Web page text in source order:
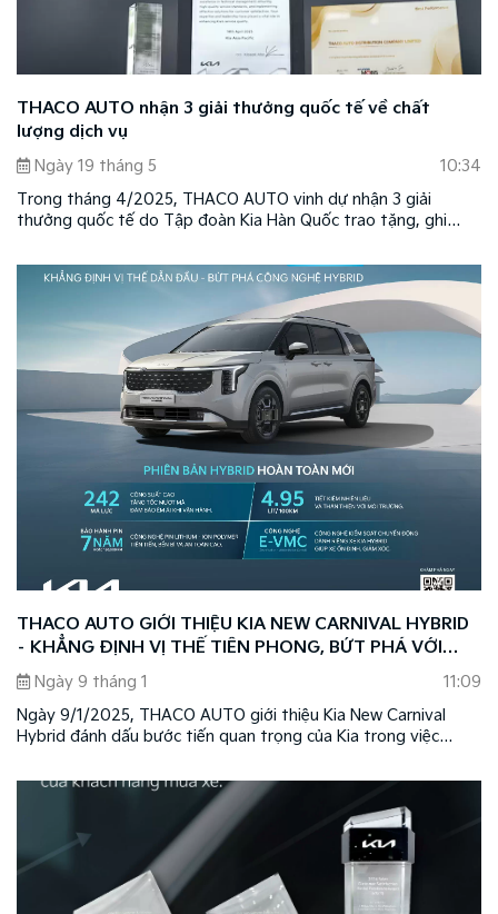
THACO AUTO nhận 3 giải thưởng quốc tế về chất
lượng dịch vụ
Ngày 19 tháng 5
10:34
Trong tháng 4/2025, THACO AUTO vinh dự nhận 3 giải
thưởng quốc tế do Tập đoàn Kia Hàn Quốc trao tặng, ghi
phụ tùng tại thị trường Việt Nam.
THACO AUTO GIỚI THIỆU KIA NEW CARNIVAL HYBRID
– KHẲNG ĐỊNH VỊ THẾ TIÊN PHONG, BỨT PHÁ VỚI
CÔNG NGHỆ XANH HYBRID
Ngày 9 tháng 1
11:09
Ngày 9/1/2025, THACO AUTO giới thiệu Kia New Carnival
Hybrid đánh dấu bước tiến quan trọng của Kia trong việc
với công nghệ tiên tiến, thân thiện môi trường, đồng thời
khẳng định vị thế dẫn đầu của thương hiệu Kia tại Việt Nam.